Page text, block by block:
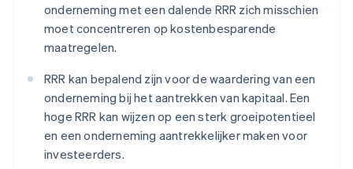
onderneming met een dalende RRR zich misschien
moet concentreren op kostenbesparende
maatregelen.
RRR kan bepalend zijn voor de waardering van een
onderneming bij het aantrekken van kapitaal. Een
hoge RRR kan wijzen op een sterk groeipotentieel
en een onderneming aantrekkelijker maken voor
investeerders.